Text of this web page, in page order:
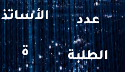
عدد
الطلبة
الأساتذ
ة